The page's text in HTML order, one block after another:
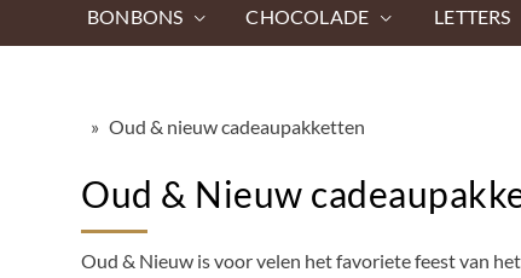
BONBONS CHOCOLADE LETTERS
» Oud & nieuw cadeaupakketten
Oud & Nieuw
Oud & Nieuw is voor velen het favoriete feest van